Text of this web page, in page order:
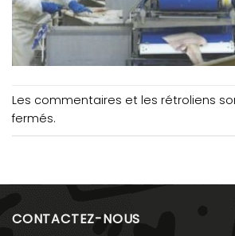
Les commentaires et les rétroliens
fermés.
CONTACTEZ-NOUS